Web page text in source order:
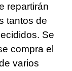
repartirán
tantos de
Se
compra el
varios